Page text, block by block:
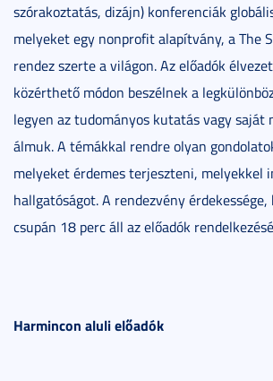
szórakoztatás, dizájn) konferenciák
melyeket egy nonprofit alapítvány, a The
rendez szerte a világon. Az előadók
közérthető módon beszélnek a
legyen az tudományos kutatás vagy saját
álmuk. A témákkal rendre olyan
melyeket érdemes terjeszteni, melyekkel
hallgatóságot. A rendezvény
csupán 18 perc áll az előadók
Harmincon aluli előadók